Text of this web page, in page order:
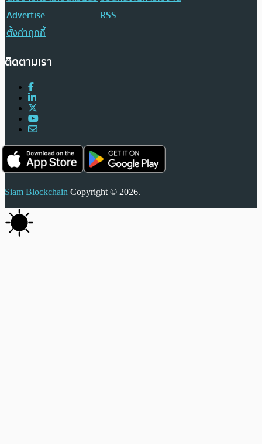
Advertise
RSS
ตั้งค่าคุกกี้
ติดตามเรา
Siam Blockchain Copyright © 2026.